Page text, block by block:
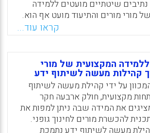
מורים באוניברסיטאות,
ספר. המאמר מציג הגדרות שונות
מקצועית של מורי מורים,
Facebook
Email
X
שיטתיים מועטים ללמידה
מורי מורים והתיעוד מועט אף הוא.
התעסוקתי הייחודי והיעדר מיקוד
זה, נקודת המוצא של הכותבים
הפרקטי של מורי מורים בהקשרים
אזוריים וגלובליים. בהתבסס
שעסקו בקידום ובתמיכה בחזון
משותפת של המשמעות של
מורי מורים ובנגישות
איכותיות של התפתחות מקצועית
נוסחו שתי שאלות מנחות לסקר: (1) אילו פעילויות
מורי מורים מעריכים ברמה
קראו עוד...
המקצועית של מורי
קהילות מעשה לשיתוף ידע
על ידי קהילת מעשה לשיתוף
מקצועית, חולק ארבעה חקר
את המידה שבה ניתן למפות את
להכשרת מורים לחינוך גופני.